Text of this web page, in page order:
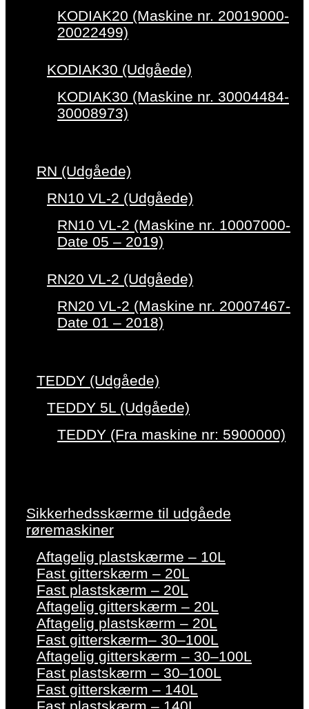
KODIAK20 (Maskine nr. 20019000-
20022499)
KODIAK30 (Udgåede)
KODIAK30 (Maskine nr. 30004484-
30008973)
RN (Udgåede)
RN10 VL-2 (Udgåede)
RN10 VL-2 (Maskine nr. 10007000-
Date 05 – 2019)
RN20 VL-2 (Udgåede)
RN20 VL-2 (Maskine nr. 20007467-
Date 01 – 2018)
TEDDY (Udgåede)
TEDDY 5L (Udgåede)
TEDDY (Fra maskine nr: 5900000)
Sikkerhedsskærme til udgåede
røremaskiner
Aftagelig plastskærme – 10L
Fast gitterskærm – 20L
Fast plastskærm – 20L
Aftagelig gitterskærm – 20L
Aftagelig plastskærm – 20L
Fast gitterskærm– 30–100L
Aftagelig gitterskærm – 30–100L
Fast plastskærm – 30–100L
Fast gitterskærm – 140L